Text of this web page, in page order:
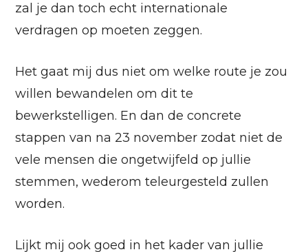
zal je dan toch echt internationale
verdragen op moeten zeggen.
Het gaat mij dus niet om welke route je zou
willen bewandelen om dit te
bewerkstelligen. En dan de concrete
stappen van na 23 november zodat niet de
vele mensen die ongetwijfeld op jullie
stemmen, wederom teleurgesteld zullen
worden.
Lijkt mij ook goed in het kader van jullie